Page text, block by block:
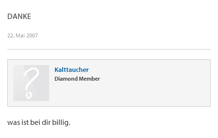
DANKE
22. Mai 2007
Kalttaucher
Diamond Member
was ist bei dir billig.